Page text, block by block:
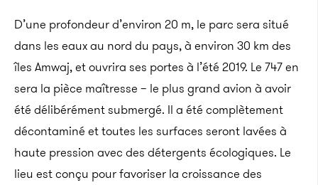
D’une profondeur d’environ 20 m, le parc sera situé
dans les eaux au nord du pays, à environ 30 km des
îles Amwaj, et ouvrira ses portes à l’été 2019. Le 747 en
sera la pièce maîtresse – le plus grand avion à avoir
été délibérément submergé. Il a été complètement
décontaminé et toutes les surfaces seront lavées à
haute pression avec des détergents écologiques. Le
lieu est conçu pour favoriser la croissance des